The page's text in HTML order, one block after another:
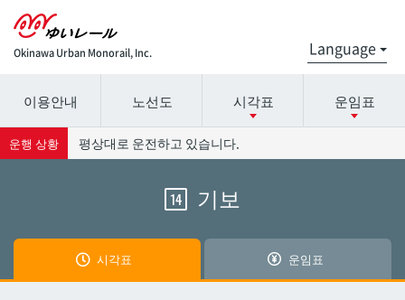
Okinawa Urban Monorail, Inc.
시간표 세부 정보의 방송국 이름을 선택하십시오.
나하공항
요금표에 대한 자세한 내용은 역 이름을 선택하십시오.
나하공항
이용안내 노선도 시각표 운임표
운행 상황 평상대로 운전하고 있습니다.
14 기보
시각표 운임표